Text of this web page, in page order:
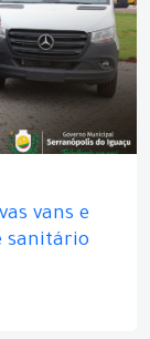
vans e
sanitário